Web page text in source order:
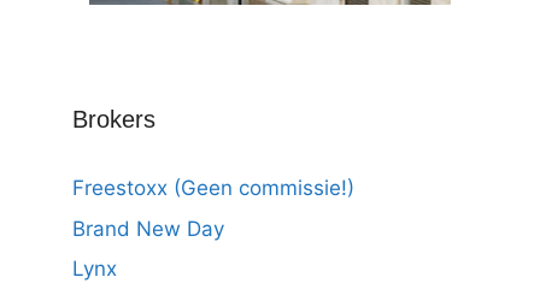
Brokers
Freestoxx (Geen commissie!)
Brand New Day
Lynx